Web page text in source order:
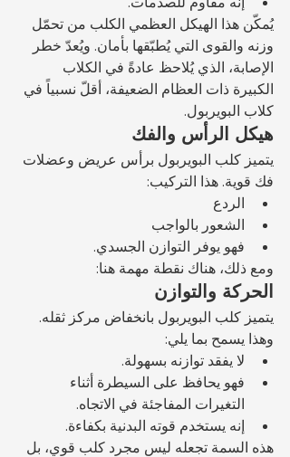
يُمكّن هذا الهيكل العظمي الكلب من تحمّل
وزنه والقوى التي يُطبّقها بأمان. ويُعدّ خطر
الإصابة، الذي يُلاحظ عادةً في الكلاب
الكبيرة ذات العظام الضعيفة، أقلّ نسبياً في
كلاب البويربول.
هيكل الرأس والفك
يتميز كلب البويربول برأس عريض وعضلات
فك قوية. هذا التركيب:
الردع
الشعور بالواجب
فهو يوفر التوازن الجسدي.
ومع ذلك، هناك نقطة مهمة هنا:
الحركة والتوازن
يتميز كلب البويربول بانخفاض مركز ثقله.
وهذا يسمح بما يلي:
لا يفقد توازنه بسهولة.
فهو يحافظ على السيطرة أثناء
التغيرات المفاجئة في الاتجاه.
إنه يستخدم قوته البدنية بكفاءة.
هذه السمة تجعله ليس مجرد كلب قوي، بل